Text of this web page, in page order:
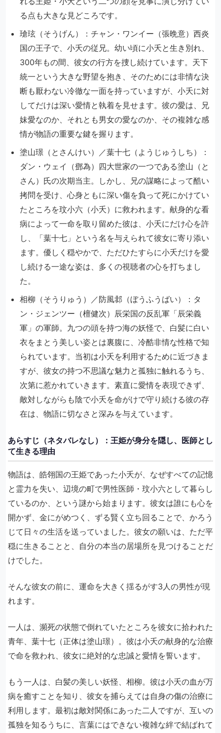
る点も大きな見どころです。
瑲玹（そうげん）：チャン・ワンイー（張晩意）西炎
国の王子で、小夭の従兄。幼い頃に小夭と生き別れ、
300年もの間、彼女の行方を捜し続けています。天下
統一という大きな野望を抱き、そのためには非情な決
断も厭わない冷徹な一面を持っていますが、小夭に対
してだけは深い愛情と執着を見せます。彼の愛は、兄
妹愛なのか、それとも男女の愛なのか、その複雑な感
情が物語の重要な鍵を握ります。
塗山璟（とさんけい）／葉十七（ようじゅうしち）：
ダン・ウェイ（鄧為）四大世家の一つである塗山（と
さん）氏の次期当主。しかし、兄の謀略によって酷い
拷問を受け、心身ともに深い傷を負って死にかけてい
たところを玟小六（小夭）に救われます。献身的な看
病によって一命を取り留めた彼は、小夭にだけ心を許
し、「葉十七」という名を与えられて彼女に寄り添い
ます。優しく穏やかで、ただひたすらに小夭だけを愛
し続ける一途な姿は、多くの視聴者の心を打ちまし
た。
相柳（そうりゅう）／防風邶（ぼうふうばい）：タ
ン・ジェンツー（檀健次）辰栄国の反乱軍「辰栄義
軍」の軍師。九つの頭を持つ海の妖怪で、白髪に白い
衣をまとう美しい姿とは裏腹に、冷酷非情な性格で知
られています。当初は小夭を利用するために近づきま
すが、彼女の持つ不思議な魅力と孤独に触れるうち、
次第に惹かれていきます。素直に愛情を表現できず、
敵対しながらも陰で小夭を命がけで守り続ける彼の存
在は、物語に切なさと深みを与えています。
あらすじ（ネタバレなし）：王姫が身分を隠し、医師とし
て生きる理由
物語は、皓翎国の王姫であった小夭が、なぜすべての記憶
と霊力を失い、辺境の町で男性医師・玟小六として暮らし
ているのか、という謎から始まります。彼女は誰にも心を
開かず、金にがめつく、ずる賢く立ち回ることで、かろう
じて日々の生活を送っていました。彼女の願いは、ただ平
穏に生きることと、自分の本当の居場所を見つけることだ
けでした。
そんな彼女の前に、運命を大きく揺るがす3人の男性が現
れます。
一人は、瀕死の状態で倒れていたところを彼女に拾われた
青年、葉十七（正体は塗山璟）。彼は小夭の献身的な治療
で命を救われ、彼女に絶対的な忠誠と愛情を誓います。
もう一人は、白髪の美しい妖怪、相柳。彼は小夭の血が万
病を癒すことを知り、彼女を捕らえては自身の傷の治療に
利用します。最初は敵対関係にあった二人ですが、互いの
孤独を知るうちに、言葉にはできない複雑な絆で結ばれて